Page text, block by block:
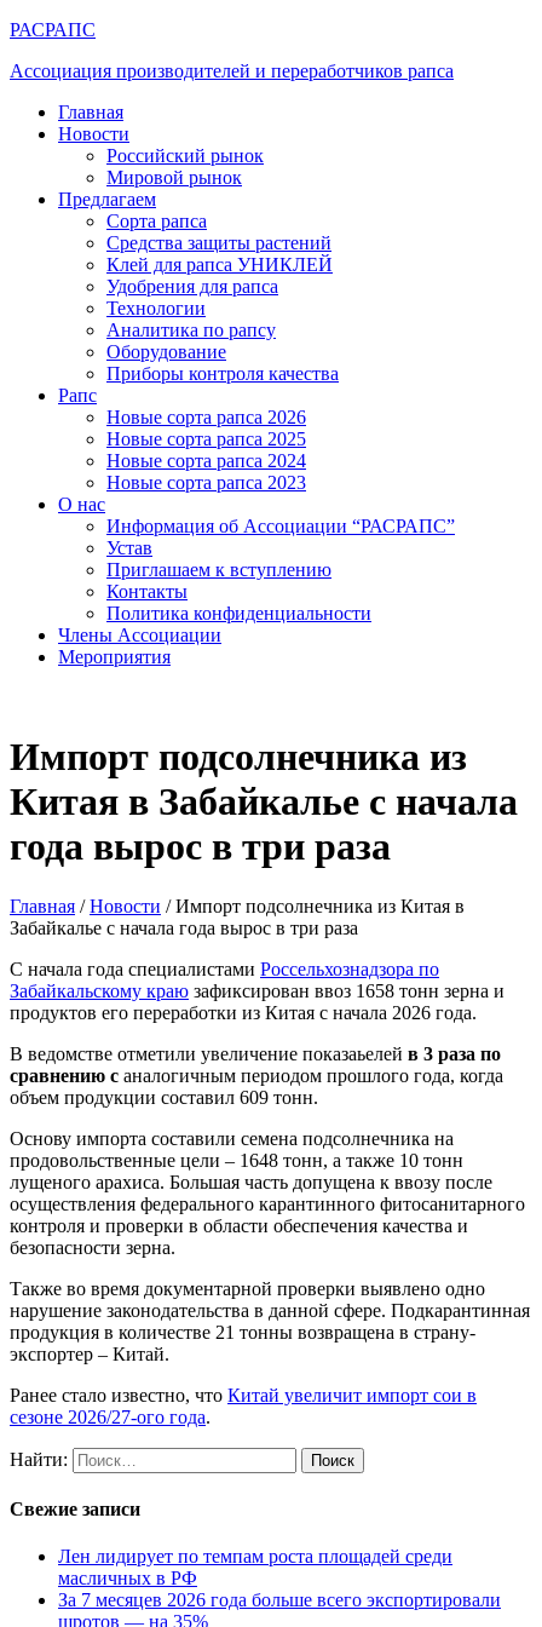
РАСРАПС
Ассоциация производителей и переработчиков рапса
Главная
Новости
Российский рынок
Мировой рынок
Предлагаем
Сорта рапса
Средства защиты растений
Клей для рапса УНИКЛЕЙ
Удобрения для рапса
Технологии
Аналитика по рапсу
Оборудование
Приборы контроля качества
Рапс
Новые сорта рапса 2026
Новые сорта рапса 2025
Новые сорта рапса 2024
Новые сорта рапса 2023
О нас
Информация об Ассоциации “РАСРАПС”
Устав
Приглашаем к вступлению
Контакты
Политика конфиденциальности
Члены Ассоциации
Мероприятия
Импорт подсолнечника из
Китая в Забайкалье с начала
года вырос в три раза
Главная /Новости /Импорт подсолнечника из Китая в
Забайкалье с начала года вырос в три раза
С начала года специалистами Россельхознадзора по
Забайкальскому краю зафиксирован ввоз 1658 тонн зерна и
продуктов его переработки из Китая с начала 2026 года.
В ведомстве отметили увеличение показаьелей в 3 раза по
сравнению с аналогичным периодом прошлого года, когда
объем продукции составил 609 тонн.
Основу импорта составили семена подсолнечника на
продовольственные цели – 1648 тонн, а также 10 тонн
лущеного арахиса. Большая часть допущена к ввозу после
осуществления федерального карантинного фитосанитарного
контроля и проверки в области обеспечения качества и
безопасности зерна.
Также во время документарной проверки выявлено одно
нарушение законодательства в данной сфере. Подкарантинная
продукция в количестве 21 тонны возвращена в страну-
экспортер – Китай.
Ранее стало известно, что Китай увеличит импорт сои в
сезоне 2026/27-ого года.
Найти:
Свежие записи
Лен лидирует по темпам роста площадей среди
масличных в РФ
За 7 месяцев 2026 года больше всего экспортировали
шротов — на 35%